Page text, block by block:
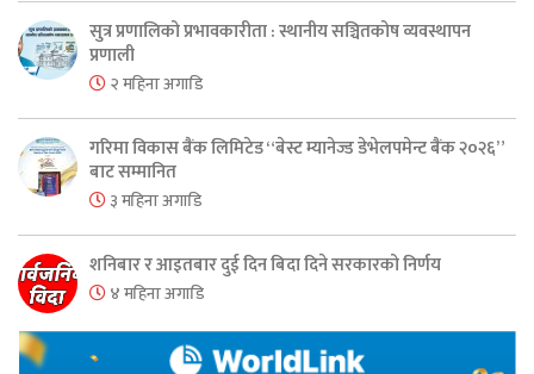
सुत्र प्रणालिको प्रभावकारीता : स्थानीय सञ्चितकोष व्यवस्थापन
प्रणाली
२ महिना अगाडि
गरिमा विकास बैंक लिमिटेड “बेस्ट म्यानेज्ड डेभेलपमेन्ट बैंक २०२६”
बाट सम्मानित
३ महिना अगाडि
शनिबार र आइतबार दुई दिन बिदा दिने सरकारको निर्णय
४ महिना अगाडि